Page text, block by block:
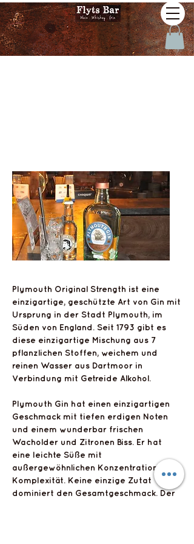
Plymouth Original Strength ist eine
einzigartige, geschützte Art von Gin mit
Ursprung in der Stadt Plymouth, im
Süden von England. Seit 1793 gibt es
diese einzigartige Mischung aus 7
pflanzlichen Stoffen, weichem und
reinen Wasser aus Dartmoor in
Verbindung mit Getreide Alkohol.
Plymouth Gin hat einen einzigartigen
Geschmack mit tiefen erdigen Noten
und einem wunderbar frischen
Wacholder und Zitronen Biss. Er hat
eine leichte Süße mit
außergewöhnlichen Konzentration und
Komplexität. Keine einzige Zutat
dominiert den Gesamtgeschmack. Der